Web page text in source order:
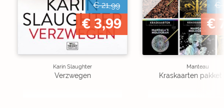
€ 21,99
€ 3,99
Karin Slaughter
Verzwegen
€
€
Manteau
Kraskaarten pakket